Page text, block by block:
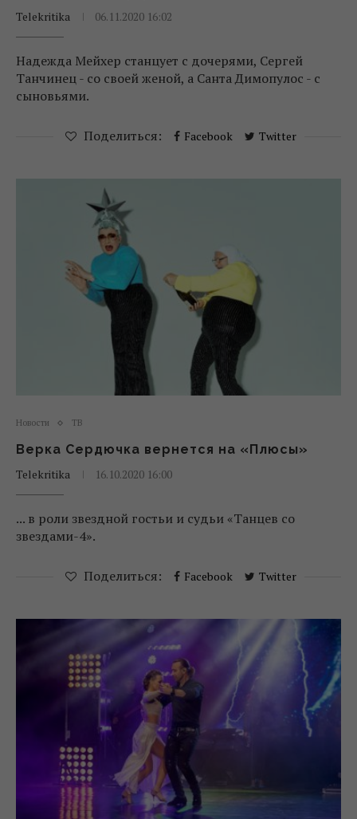
Telekritika
06.11.2020 16:02
Надежда Мейхер станцует с дочерями, Сергей
Танчинец - со своей женой, а Санта Димопулос - с
сыновьями.
Поделиться: Facebook Twitter
Новости ТВ
Верка Сердючка вернется на «Плюсы»
Telekritika
16.10.2020 16:00
... в роли звездной гостьи и судьи «Танцев со
звездами-4».
Поделиться: Facebook Twitter